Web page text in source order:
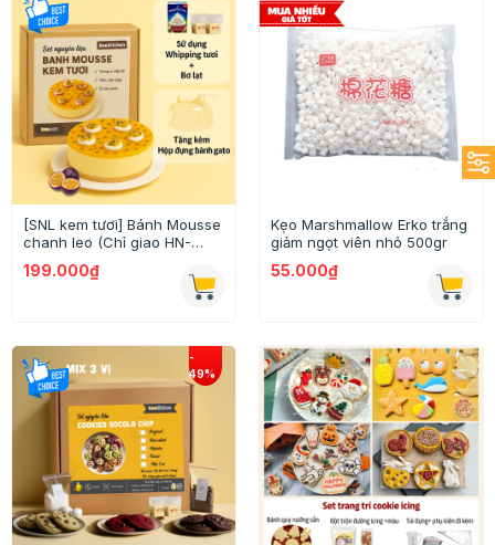
[SNL kem tươi] Bánh Mousse
chanh leo (Chỉ giao HN-
199.000₫
Kẹo Marshmallow Erko trắng
giảm ngọt viên nhỏ 500gr
55.000₫